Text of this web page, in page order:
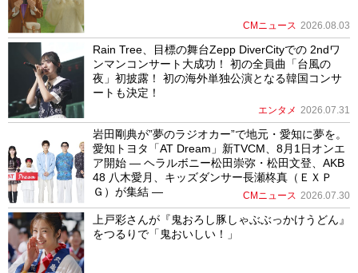
CMニュース 2026.08.03
Rain Tree、目標の舞台Zepp DiverCityでの 2ndワ
ンマンコンサート大成功！ 初の全員曲「台風の
夜」初披露！ 初の海外単独公演となる韓国コンサ
ートも決定！
エンタメ 2026.07.31
岩田剛典が”夢のラジオカー”で地元・愛知に夢を。
愛知トヨタ「AT Dream」新TVCM、8月1日オンエ
ア開始 ― ヘラルボニー松田崇弥・松田文登、AKB
48 八木愛月、キッズダンサー長瀬柊真（ＥＸＰ
Ｇ）が集結 ―
CMニュース 2026.07.30
上戸彩さんが『鬼おろし豚しゃぶぶっかけうどん』
をつるりで「鬼おいしい！」